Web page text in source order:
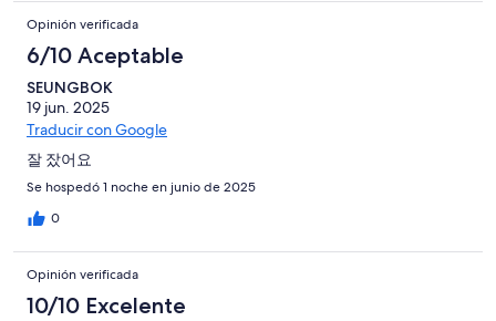
Opinión verificada
6/10 Aceptable
SEUNGBOK
19 jun. 2025
Traducir con Google
잘 잤어요
Se hospedó 1 noche en junio de 2025
0
Opinión verificada
10/10 Excelente